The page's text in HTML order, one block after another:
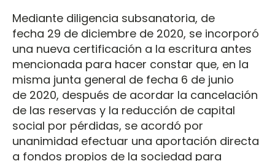
Mediante diligencia subsanatoria, de
fecha 29 de diciembre de 2020, se incorporó
una nueva certificación a la escritura antes
mencionada para hacer constar que, en la
misma junta general de fecha 6 de junio
de 2020, después de acordar la cancelación
de las reservas y la reducción de capital
social por pérdidas, se acordó por
unanimidad efectuar una aportación directa
a fondos propios de la sociedad para